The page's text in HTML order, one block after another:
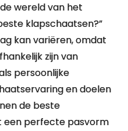
wereld van het
klapschaatsen?”
kan variëren, omdat
zijn van
persoonlijke
en doelen
de beste
een perfecte pasvorm